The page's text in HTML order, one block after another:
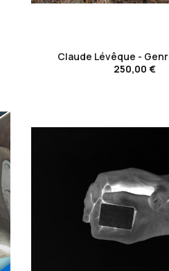
Claude Lévêque -
250,00 €